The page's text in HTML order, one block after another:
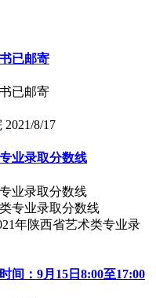
已邮寄
已邮寄
2021/8/17
业录取分数线
业录取分数线
年陕西省艺术类专业录
间：9月15日8:00至17:00